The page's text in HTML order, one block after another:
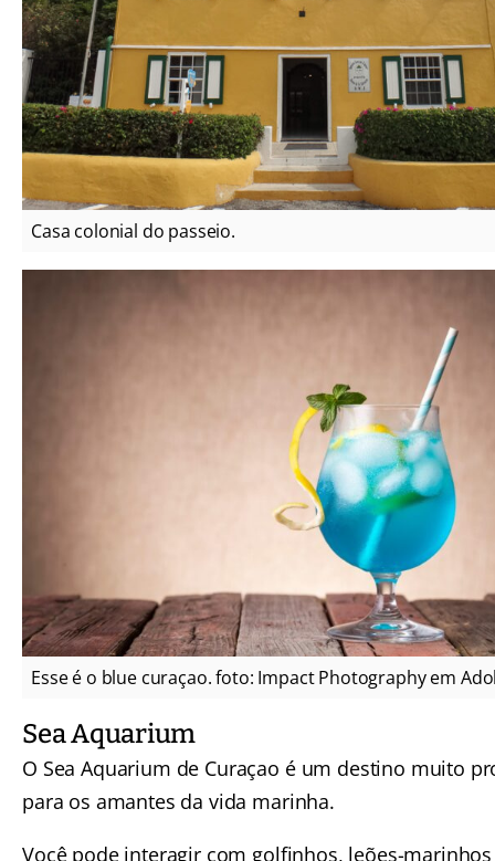
Casa colonial do passeio.
Esse é o blue curaçao. foto: Impact Photography em
Sea Aquarium
O Sea Aquarium de Curaçao é um destino muito
para os amantes da vida marinha.
Você pode interagir com golfinhos, leões-